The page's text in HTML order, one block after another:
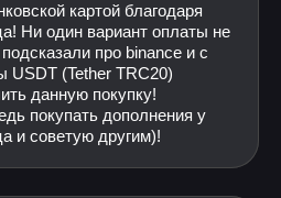
картой благодаря
Ни один вариант оплаты не
про binance и с
(Tether TRC20)
данную покупку!
покупать дополнения у
и советую другим)!